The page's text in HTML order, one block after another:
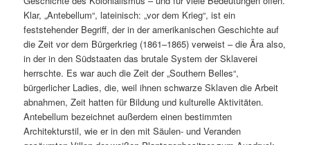
Klar, „Antebellum“, lateinisch: „vor dem Krieg“, ist ein
feststehender Begriff, der in der amerikanischen Geschichte auf
die Zeit vor dem Bürgerkrieg (1861–1865) verweist – die Ära also,
in der in den Südstaaten das brutale System der Sklaverei
herrschte. Es war auch die Zeit der „Southern Belles“,
bürgerlicher Ladies, die, weil ihnen schwarze Sklaven die Arbeit
abnahmen, Zeit hatten für Bildung und kulturelle Aktivitäten.
Antebellum bezeichnet außerdem einen bestimmten
Architekturstil, wie er in den mit Säulen- und Veranden